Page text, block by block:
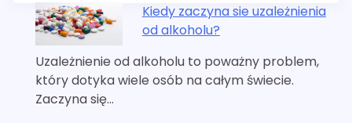
Kiedy zaczyna sie uzależnienia
od alkoholu?
Uzależnienie od alkoholu to poważny problem,
który dotyka wiele osób na całym świecie.
Zaczyna się…